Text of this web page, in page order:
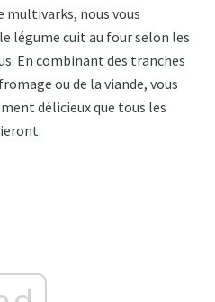
nous vous
légume cuit au four selon les
En combinant des tranches
ou de la viande, vous
délicieux que tous les